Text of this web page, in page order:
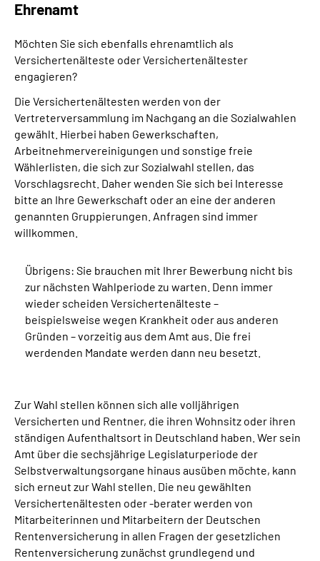
Ehrenamt
Möchten Sie sich ebenfalls ehrenamtlich als
Versichertenälteste oder Versichertenältester
engagieren?
Die Versichertenältesten werden von der
Vertreterversammlung im Nachgang an die Sozialwahlen
gewählt. Hierbei haben Gewerkschaften,
Arbeitnehmervereinigungen und sonstige freie
Wählerlisten, die sich zur Sozialwahl stellen, das
Vorschlagsrecht. Daher wenden Sie sich bei Interesse
bitte an Ihre Gewerkschaft oder an eine der anderen
genannten Gruppierungen. Anfragen sind immer
willkommen.
Übrigens: Sie brauchen mit Ihrer Bewerbung nicht bis
zur nächsten Wahlperiode zu warten. Denn immer
wieder scheiden Versichertenälteste –
beispielsweise wegen Krankheit oder aus anderen
Gründen – vorzeitig aus dem Amt aus. Die frei
werdenden Mandate werden dann neu besetzt.
Zur Wahl stellen können sich alle volljährigen
Versicherten und Rentner, die ihren Wohnsitz oder ihren
ständigen Aufenthaltsort in Deutschland haben. Wer sein
Amt über die sechsjährige Legislaturperiode der
Selbstverwaltungsorgane hinaus ausüben möchte, kann
sich erneut zur Wahl stellen. Die neu gewählten
Versichertenältesten oder -berater werden von
Mitarbeiterinnen und Mitarbeitern der Deutschen
Rentenversicherung in allen Fragen der gesetzlichen
Rentenversicherung zunächst grundlegend und